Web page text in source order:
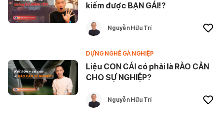
kiếm được BẠN GÁI!?
Nguyễn Hữu Trí
DỰNG NGHỀ GẢ NGHIỆP
Liệu CON CÁI có phải là RÀO CẢN
CHO SỰ NGHIỆP?
Nguyễn Hữu Trí